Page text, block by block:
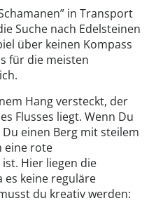
in Transport
Suche nach Edelsteinen
über keinen Kompass
für die meisten
Hang versteckt, der
Flusses liegt. Wenn Du
einen Berg mit steilem
eine rote
Hier liegen die
es keine reguläre
du kreativ werden: